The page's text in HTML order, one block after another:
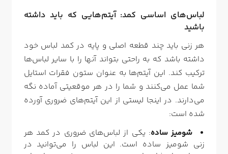
لباس‌های اساسی کمد: آیتم‌هایی که باید داشته
باشید
هر زنی باید چند قطعه اصلی و پایه در کمد لباس خود
داشته باشد که به راحتی بتواند آنها را با سایر لباس‌ها
ترکیب کند. این آیتم‌ها به عنوان ستون فقرات استایل
شما عمل می‌کنند و شما را در هر موقعیتی آماده نگه
می‌دارند. در اینجا لیستی از این آیتم‌های ضروری آورده
شده است:
شومیز ساده: یکی از لباس‌های ضروری در کمد هر
زنی شومیز ساده است. این لباس را می‌توانید در